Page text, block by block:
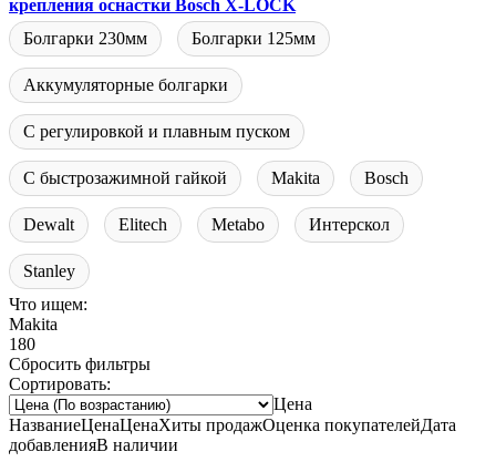
крепления оснастки Bosch X-LOCK
Болгарки 230мм
Болгарки 125мм
Аккумуляторные болгарки
С регулировкой и плавным пуском
С быстрозажимной гайкой Makita Bosch
Dewalt Elitech Metabo Интерскол
Stanley
Что ищем:
Makita
180
Сбросить фильтры
Сортировать:
Цена
НазваниеЦенаЦенаХиты продажОценка покупателейДата
добавленияВ наличии